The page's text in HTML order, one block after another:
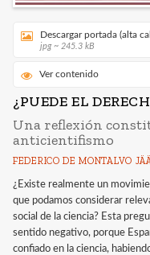
Descargar portada (alta
jpg ~ 245.3 kB
Ver contenido
¿PUEDE EL
Una reflexión
anticientifismo
FEDERICO DE MONTALVO
¿Existe realmente un
que podamos considerar
social de la ciencia? Esta
sentido negativo, porque
confiado en la ciencia,